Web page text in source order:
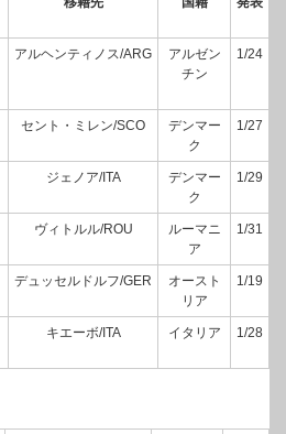
アルヘンティノス/ARG
アルゼン
チン
1/24
セント・ミレン/SCO
デンマー
ク
1/27
ジェノア/ITA
デンマー
ク
1/29
ヴィトルル/ROU
ルーマニ
ア
1/31
デュッセルドルフ/GER
オースト
リア
1/19
キエーボ/ITA イタリア 1/28